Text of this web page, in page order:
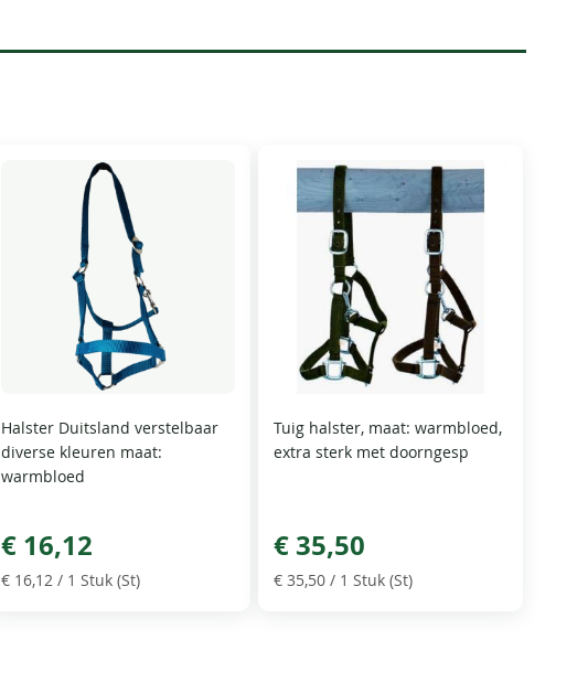
Halster Duitsland verstelbaar
diverse kleuren maat:
warmbloed
€ 16,12
€ 16,12 / 1 Stuk (St)
Tuig halster, maat: warmbloed,
extra sterk met doorngesp
€ 35,50
€ 35,50/ 1 Stuk (St)